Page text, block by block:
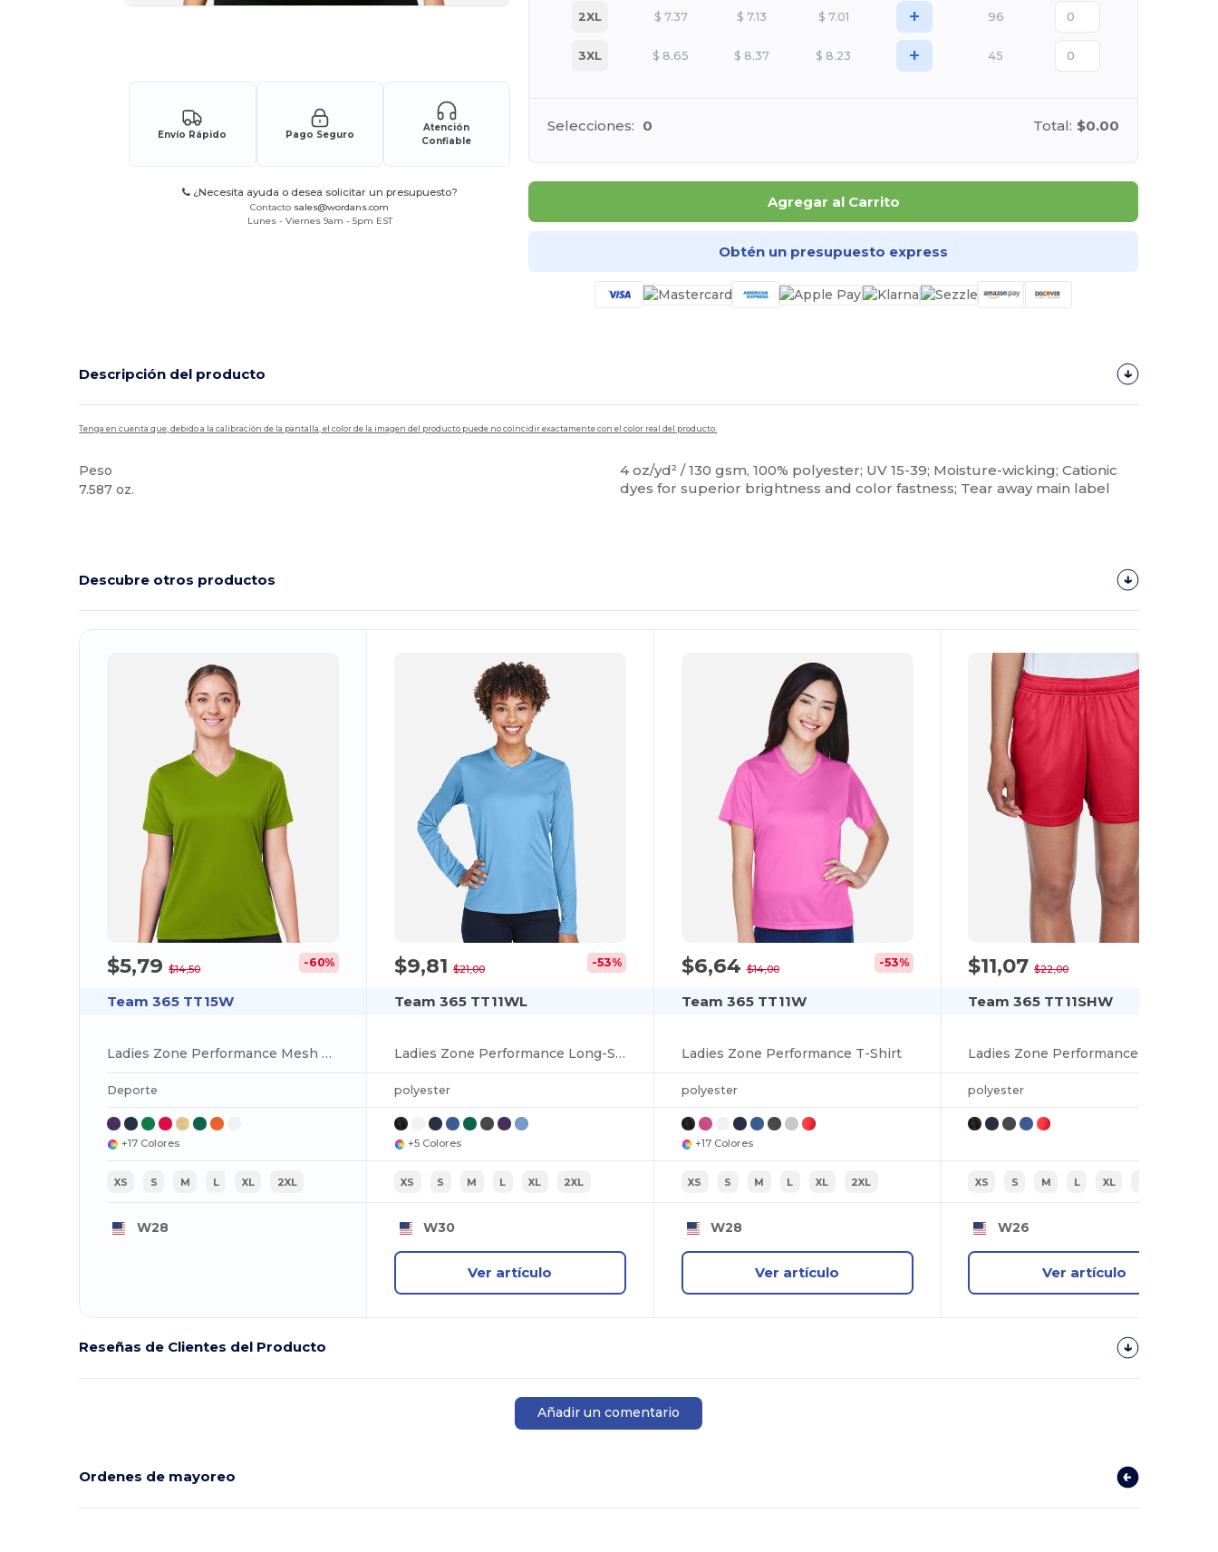
Envío Rápido Pago Seguro
Atención
Confiable
¿Necesita ayuda o desea solicitar un presupuesto?
Contacto sales@wordans.com
Lunes - Viernes 9am - 5pm EST
2XL $ 7.37 $ 7.13 $ 7.01 + 96
3XL $ 8.65 $ 8.37 $ 8.23 + 45
Selecciones: 0 Total: $0.00
Agregar al Carrito
Obtén un presupuesto express
Descripción del producto
Tenga en cuenta que, debido a la calibración de la pantalla, el color de la imagen del producto puede no coincidir exactamente con el color real del producto.
Peso
7.587 oz.
4 oz/yd² / 130 gsm, 100% polyester; UV 15-39; Moisture-wicking; Cationic
dyes for superior brightness and color fastness; Tear away main label
Descubre otros productos
$5,79$14,50 -60%
Team 365 TT15W
Ladies Zone Performance Mesh T-Shirt
Deporte
+17 Colores
XS S M L XL 2XL
W28
$9,81 $21,00 -53%
Team 365 TT11WL
Ladies Zone Performance Long-Sleeve T-Shirt
polyester
+5 Colores
XS S M L XL 2XL
W30
Ver artículo
$6,64$14,00 -53%
Team 365 TT11W
Ladies Zone Performance T-Shirt
polyester
+17 Colores
XS S M L XL 2XL
W28
Ver artículo
$11,07$22,00
Team 365 TT11SHW
Ladies Zone Performance Short
polyester
XS S M L XL
W26
Ver artículo
Reseñas de Clientes del Producto
Añadir un comentario
Ordenes de mayoreo